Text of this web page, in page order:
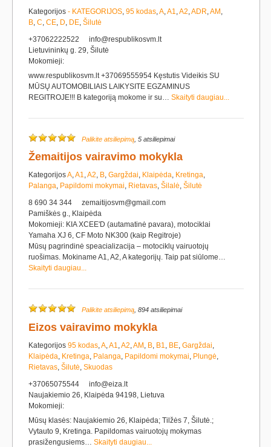
Kategorijos - KATEGORIJOS, 95 kodas,A,A1,A2,ADR,AM ,
B, C, CE, D, DE, Šilutė
+37062222522
info@respublikosvm.lt
Lietuvininkų g. 29, Šilutė
Mokomieji:
www.respublikosvm.lt +37069555954 Kęstutis Videikis SU
MŪSŲ AUTOMOBILIAIS LAIKYSITE EGZAMINUS
REGITROJE!!! B kategoriją mokome ir su… Skaityti daugiau...
Palikite atsiliepimą , 5 atsiliepimai
Žemaitijos vairavimo mokykla
KategorijosA,A1,A2, B, Gargždai, Klaipėda, Kretinga,
Palanga, Papildomi mokymai, Rietavas, Šilalė, Šilutė
8 690 34 344
zemaitijosvm@gmail.com
Pamiškės g., Klaipėda
Mokomieji: KIA XCEE'D (autamatinė pavara), motociklai
Yamaha XJ 6, CF Moto NK300 (kaip Regitroje)
Mūsų pagrindinė speacializacija – motociklų vairuotojų
ruošimas. Mokiname A1, A2, A kategorijų. Taip pat siūlome…
Skaityti daugiau...
Palikite atsiliepimą , 894 atsiliepimai
Eizos vairavimo mokykla
Kategorijos 95 kodas,A,A1,A2,AM , B, B1, BE, Gargždai,
Klaipėda, Kretinga, Palanga, Papildomi mokymai, Plungė,
Rietavas, Šilutė, Skuodas
+37065075544
info@eiza.lt
Naujakiemio 26, Klaipėda 94198, Lietuva
Mokomieji:
Mūsų klasės: Naujakiemio 26, Klaipėda; Tilžės 7, Šilutė.;
Vytauto 9, Kretinga. Papildomas vairuotojų mokymas
prasižengusiems… Skaityti daugiau...